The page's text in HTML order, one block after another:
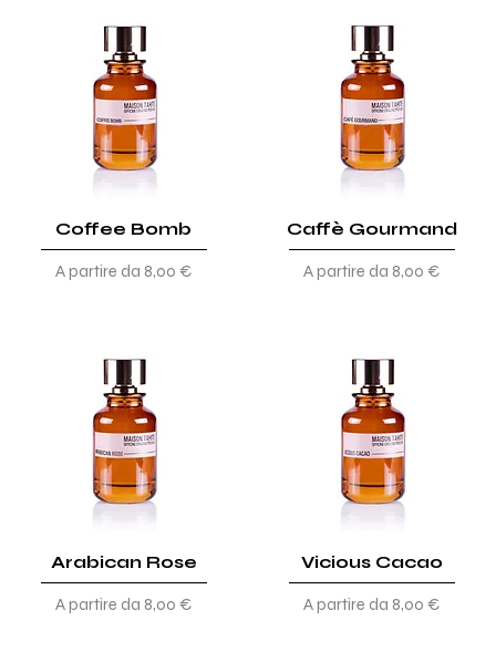
Coffee Bomb
A partire da 8,00 €
Prezzo scontato
Caffè Gourmand
A partire da 8,00 €
Prezzo scontato
Arabican Rose
A partire da 8,00 €
Prezzo scontato
Vicious Cacao
A partire da 8,00 €
Prezzo scontato